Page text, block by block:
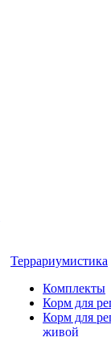
Террариумистика
Комплекты
Корм для
Корм для
живой